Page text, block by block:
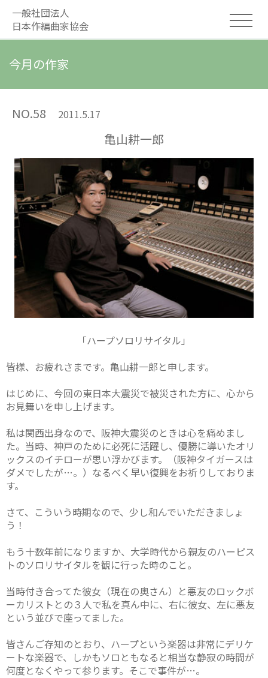
一般社団法人
日本作編曲家協会
今月の作家
NO.58 2011.5.17
亀山耕一郎
「ハープソロリサイタル」
皆様、お疲れさまです。亀山耕一郎と申します。
はじめに、今回の東日本大震災で被災された方に、心から
お見舞いを申し上げます。
私は関西出身なので、阪神大震災のときは心を痛めまし
た。当時、神戸のために必死に活躍し、優勝に導いたオリ
ックスのイチローが思い浮かびます。（阪神タイガースは
ダメでしたが…。）なるべく早い復興をお祈りしておりま
す。
さて、こういう時期なので、少し和んでいただきましょ
う！
もう十数年前になりますか、大学時代から親友のハーピス
トのソロリサイタルを観に行った時のこと。
当時付き合ってた彼女（現在の奥さん）と悪友のロックボ
ーカリストとの３人で私を真ん中に、右に彼女、左に悪友
という並びで座ってました。
皆さんご存知のとおり、ハープという楽器は非常にデリケ
ートな楽器で、しかもソロともなると相当な静寂の時間が
何度となくやって参ります。そこで事件が…。